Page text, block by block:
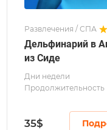
Развлечения / СПА
Дельфинарий в
из Сиде
Дни недели
Продолжительность
35$